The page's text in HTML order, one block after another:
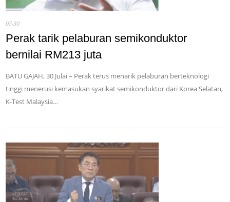
07-30
Perak tarik pelaburan semikonduktor
bernilai RM213 juta
BATU GAJAH, 30 Julai – Perak terus menarik pelaburan berteknologi
tinggi menerusi kemasukan syarikat semikonduktor dari Korea Selatan,
K-Test Malaysia…